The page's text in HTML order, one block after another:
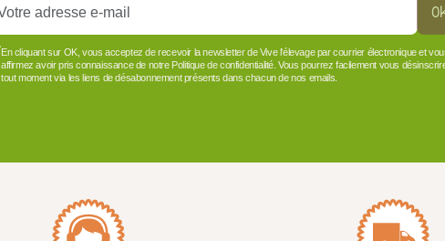
Ok
En cliquant sur OK, vous acceptez de recevoir la newsletter de Vive l'élevage par courrier électronique et
affirmez avoir pris connaissance de notre Politique de confidentialité. Vous pourrez facilement vous
tout moment via les liens de désabonnement présents dans chacun de nos emails.